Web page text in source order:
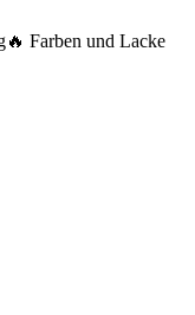
🔥 Farben und Lacke